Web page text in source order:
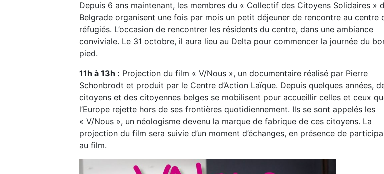
Depuis 6 ans maintenant, les membres du « Collectif des Citoyens Solidaires »
Belgrade organisent une fois par mois un petit déjeuner de rencontre au centre
réfugiés. L’occasion de rencontrer les résidents du centre, dans une ambiance
conviviale. Le 31 octobre, il aura lieu au Delta pour commencer la journée du
pied.
11h à 13h : Projection du film « V/Nous », un documentaire réalisé par Pierre
Schonbrodt et produit par le Centre d’Action Laïque. Depuis quelques années,
citoyens et des citoyennes belges se mobilisent pour accueillir celles et ceux
l’Europe rejette hors de ses frontières quotidiennement. Ils se sont appelés les
« V/Nous », un néologisme devenu la marque de fabrique de ces citoyens. La
projection du film sera suivie d’un moment d’échanges, en présence de
au film.